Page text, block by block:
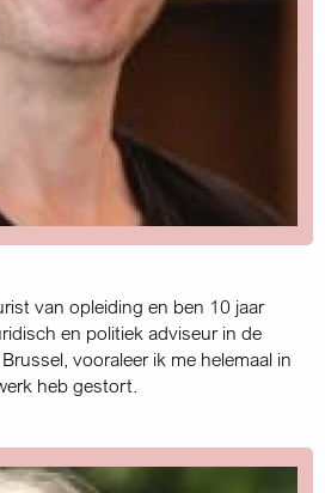
van opleiding en ben 10 jaar
en politiek adviseur in de
vooraleer ik me helemaal in
heb gestort.